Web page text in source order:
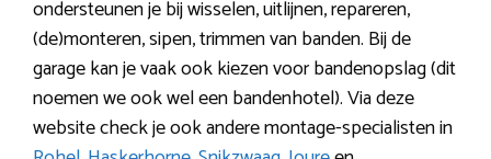
ondersteunen je bij wisselen, uitlijnen, repareren,
(de)monteren, sipen, trimmen van banden. Bij de
garage kan je vaak ook kiezen voor bandenopslag (dit
noemen we ook wel een bandenhotel). Via deze
website check je ook andere montage-specialisten in